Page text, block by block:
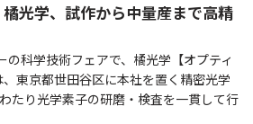
光学、試作から中量産まで高精
科学技術フェアで、橘光学【オプティ
東京都世田谷区に本社を置く精密光学
たり光学素子の研磨・検査を一貫して行